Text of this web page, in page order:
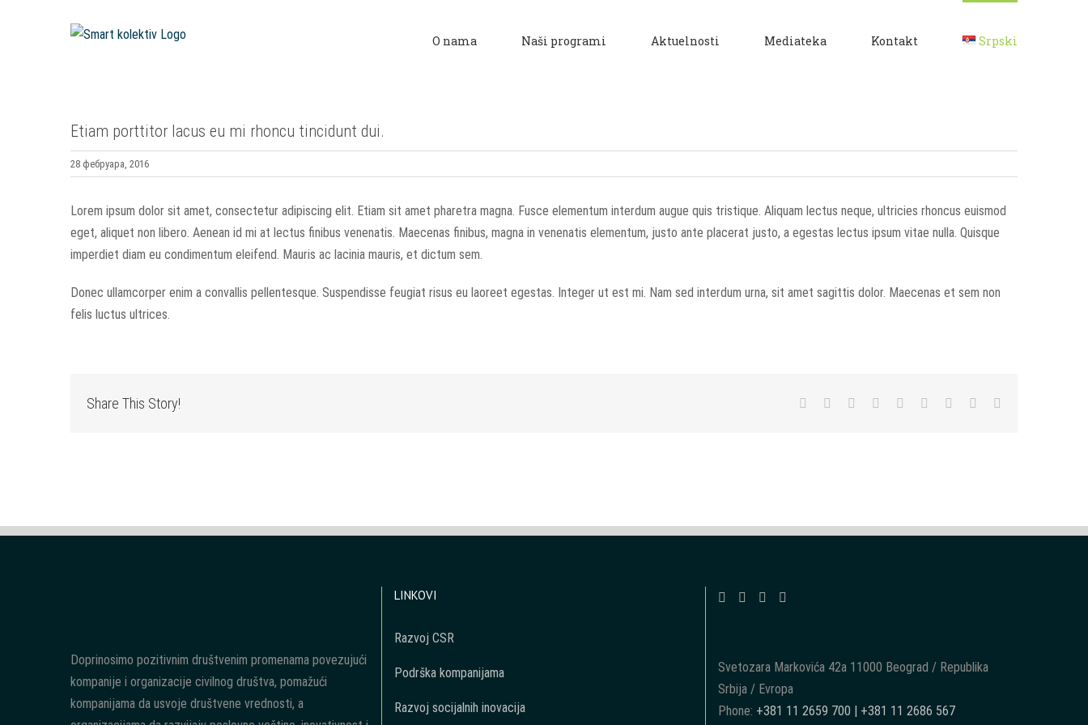
O nama Naši programi Aktuelnosti Mediateka Kontakt Srpski
Etiam porttitor lacus eu mi rhoncu tincidunt dui.
28 фебруара, 2016
Lorem ipsum dolor sit amet, consectetur adipiscing elit. Etiam sit amet pharetra magna. Fusce elementum interdum augue quis tristique. Aliquam lectus neque, ultricies rhoncus euismod
eget, aliquet non libero. Aenean id mi at lectus finibus venenatis. Maecenas finibus, magna in venenatis elementum, justo ante placerat justo, a egestas lectus ipsum vitae nulla. Quisque
imperdiet diam eu condimentum eleifend. Mauris ac lacinia mauris, et dictum sem.
Donec ullamcorper enim a convallis pellentesque. Suspendisse feugiat risus eu laoreet egestas. Integer ut est mi. Nam sed interdum urna, sit amet sagittis dolor. Maecenas et sem non
felis luctus ultrices.
Share This Story! Facebook
TwitterLinkedIn
Reddit WhatsApp
TumblrPinterest
Doprinosimo pozitivnim društvenim promenama povezujući
kompanije i organizacije civilnog društva, pomažući
kompanijama da usvoje društvene vrednosti, a
LINKOVI
Razvoj CSR
Podrška kompanijama
Razvoj socijalnih inovacija
Svetozara Markovića 42a 11000 Beograd / Republika
Srbija / Evropa
Phone: +381 11 2659 700 | +381 11 2686 567